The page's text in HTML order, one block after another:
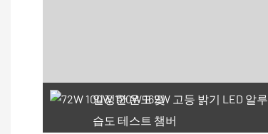
일정한 온도 및
습도 테스트 챔버